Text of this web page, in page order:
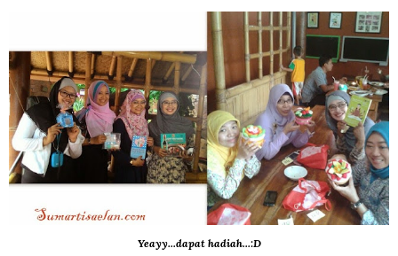
Yeayy...dapat hadiah...:D